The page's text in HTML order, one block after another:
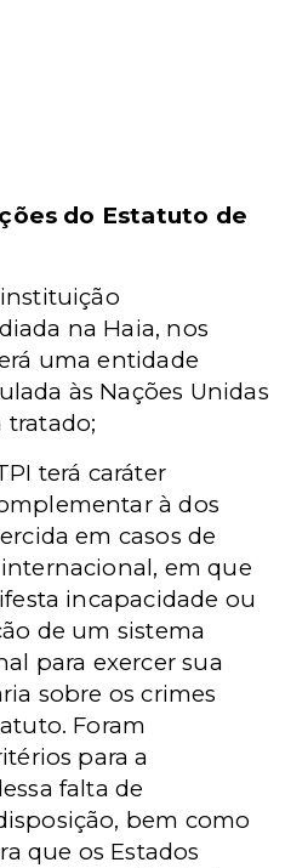
do Estatuto de
na Haia, nos
uma entidade
às Nações Unidas
tratado;
terá caráter
à dos
em casos de
em que
incapacidade ou
de um sistema
para exercer sua
sobre os crimes
Foram
para a
falta de
bem como
que os Estados